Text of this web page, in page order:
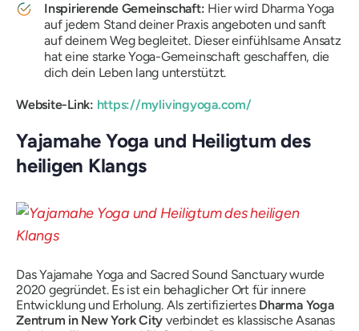
Inspirierende Gemeinschaft: Hier wird Dharma Yoga
auf jedem Stand deiner Praxis angeboten und sanft
auf deinem Weg begleitet. Dieser einfühlsame Ansatz
hat eine starke Yoga-Gemeinschaft geschaffen, die
dich dein Leben lang unterstützt.
Website-Link: https://mylivingyoga.com/
Yajamahe Yoga und Heiligtum des
heiligen Klangs
Das Yajamahe Yoga and Sacred Sound Sanctuary wurde
2020 gegründet. Es ist ein behaglicher Ort für innere
Entwicklung und Erholung. Als zertifiziertes Dharma Yoga
Zentrum in New York City verbindet es klassische Asanas